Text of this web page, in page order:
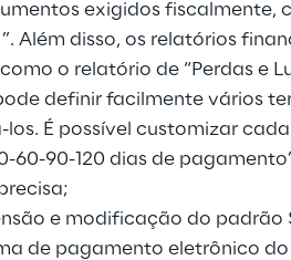
exigidos fiscalmente,
Além disso, os relatórios
o relatório de “Perdas e
definir facilmente vários
É possível customizar
60-90-120 dias de
e modificação do padrão
de pagamento eletrônico